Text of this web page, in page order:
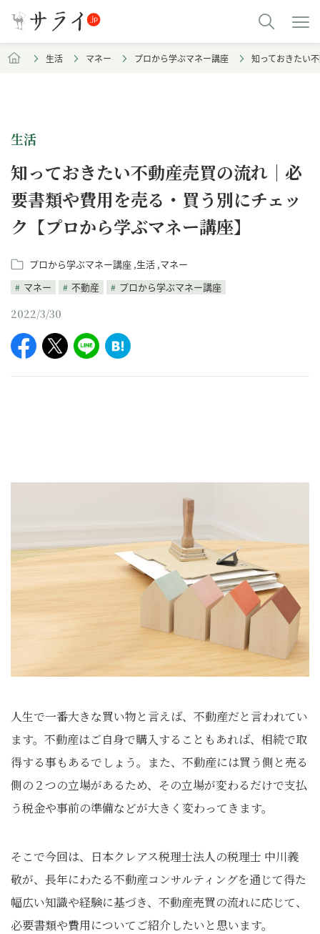
生活 マネー プロから学ぶマネー講座 知っておきたい
生活
知っておきたい不動産売買の流れ｜必
要書類や費用を売る・買う別にチェッ
ク【プロから学ぶマネー講座】
プロから学ぶマネー講座 生活 マネー
マネー
不動産 プロから学ぶマネー講座
2022/3/30
人生で一番大きな買い物と言えば、不動産だと言われてい
ます。不動産はご自身で購入することもあれば、相続で取
得する事もあるでしょう。また、不動産には買う側と売る
側の２つの立場があるため、その立場が変わるだけで支払
う税金や事前の準備などが大きく変わってきます。
そこで今回は、日本クレアス税理士法人の税理士 中川義
敬が、長年にわたる不動産コンサルティングを通じて得た
幅広い知識や経験に基づき、不動産売買の流れに応じて、
必要書類や費用についてご紹介したいと思います。